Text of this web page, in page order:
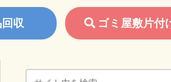
収 ゴミ屋敷片付